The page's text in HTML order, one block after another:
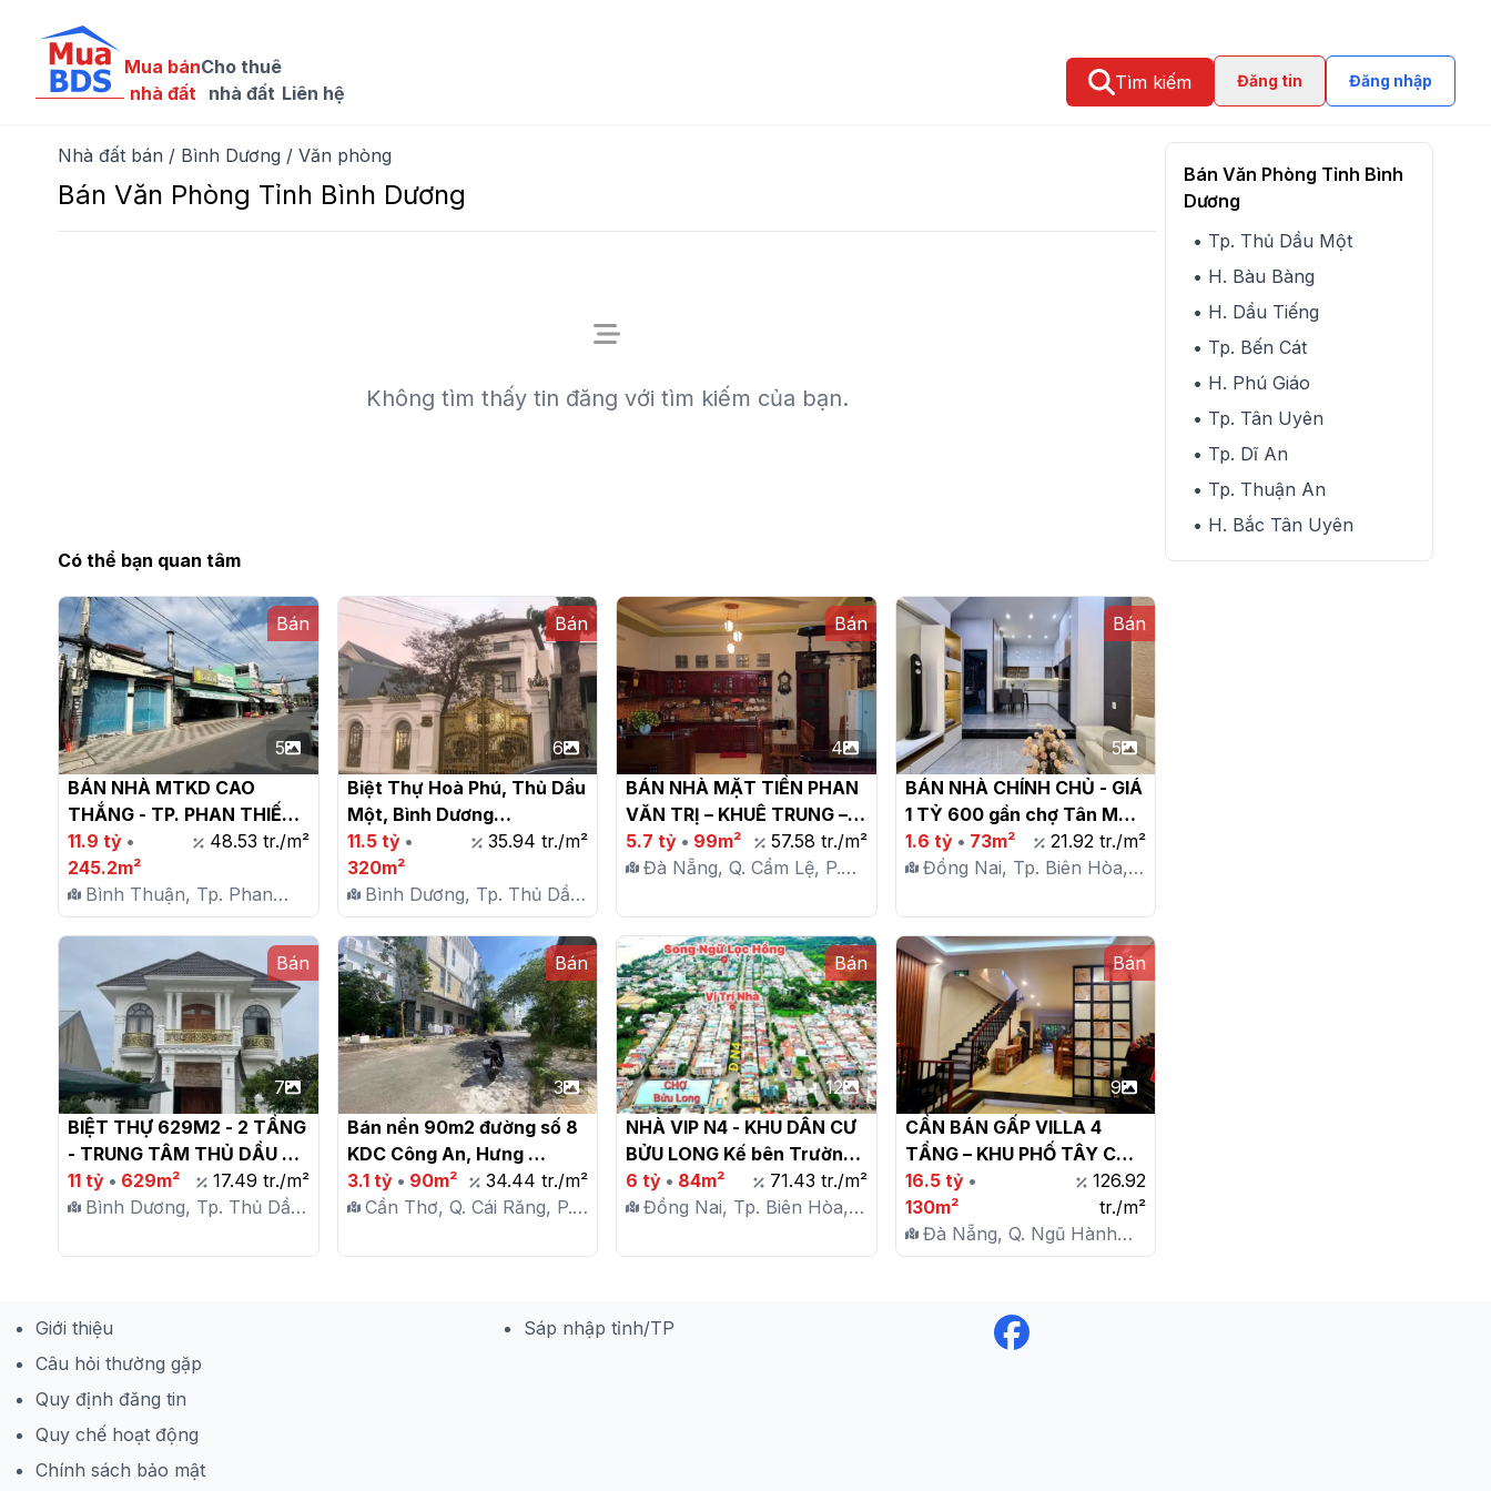
Mua bán
nhà đất
Cho thuê
nhà đất Liên hệ Tìm kiếm Đăng tin Đăng nhập
Nhà đất bán / Bình Dương / Văn phòng
Bán Văn Phòng Tỉnh Bình Dương
Không tìm thấy tin đăng với tìm kiếm của bạn.
Có thể bạn quan tâm
Bán
5
BÁN NHÀ MTKD CAO
THẮNG - TP. PHAN THIẾT -
BÌNH THUẬN
11.9 tỷ •
245.2m²
48.53 tr./m²
Bình Thuận, Tp. Phan
Thiết, P. Bình Hưng
Bán
6
Biệt Thự Hoà Phú, Thủ Dầu
Một, Bình Dương
11.5 tỷ•
320m²
35.94 tr./m²
Bình Dương, Tp. Thủ Dầu
Một, P. Hoà Phú
Bán
4
BÁN NHÀ MẶT TIỀN PHAN
VĂN TRỊ – KHUÊ TRUNG –
CẨM LỆ, ĐÀ NẴNG
5.7 tỷ • 99m²
57.58 tr./m²
Đà Nẵng, Q. Cẩm Lệ, P.
Bán
5
BÁN NHÀ CHÍNH CHỦ - GIÁ
1 TỶ 600 gần chợ Tân Mai
2
1.6 tỷ• 73m²
21.92 tr./m²
Đồng Nai, Tp. Biên Hòa,
Bán
7
BIỆT THỰ 629M2 - 2 TẦNG
- TRUNG TÂM THỦ DẦU
MỘT - GIẢM 2 TỶ - CHỈ
17TR/M2
11 tỷ • 629m²
17.49 tr./m²
Bình Dương, Tp. Thủ Dầu
Bán
3
Bán nền 90m2 đường số 8
KDC Công An, Hưng
Thạnh, Cái Răng, Cần Thơ
3.1 tỷ• 90m²
34.44 tr./m²
Cần Thơ, Q. Cái Răng, P.
Bán
12
NHÀ VIP N4 - KHU DÂN CƯ
BỬU LONG Kế bên Trường
Song Ngữ Lạc Hồng
6 tỷ • 84m²
71.43 tr./m²
Đồng Nai, Tp. Biên Hòa,
Bán
9
CẦN BÁN GẤP VILLA 4
TẦNG – KHU PHỐ TÂY CHẾ
LAN VIÊN – CÁCH BIỂN CHỈ
150M
16.5 tỷ•
130m²
126.92
tr./m²
Đà Nẵng, Q. Ngũ Hành
Sơn, P. Mỹ An
Bán Văn Phòng Tỉnh Bình
Dương
• Tp. Thủ Dầu Một
• H. Bàu Bàng
• H. Dầu Tiếng
• Tp. Bến Cát
• H. Phú Giáo
• Tp. Tân Uyên
• Tp. Dĩ An
• Tp. Thuận An
• H. Bắc Tân Uyên
Giới thiệu
Câu hỏi thường gặp
Quy định đăng tin
Quy chế hoạt động
Chính sách bảo mật
Sáp nhập tỉnh/TP